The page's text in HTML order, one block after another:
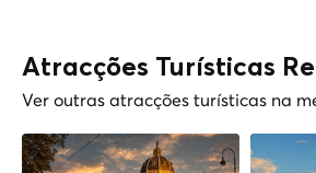
Atracções Turísticas
Ver outras atracções turísticas na